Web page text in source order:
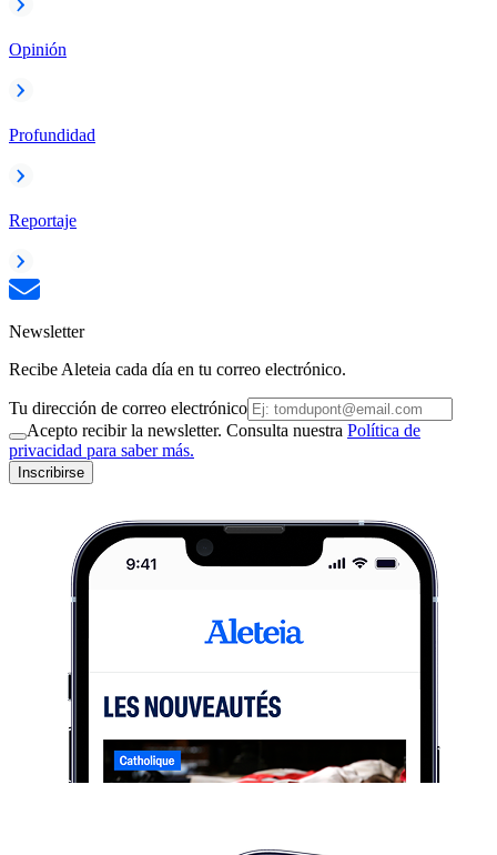
Opinión
Profundidad
Reportaje
Newsletter
Recibe Aleteia cada día en tu correo electrónico.
Tu dirección de correo electrónico
Acepto recibir la newsletter. Consulta nuestra Política de
privacidad para saber más.
Inscribirse